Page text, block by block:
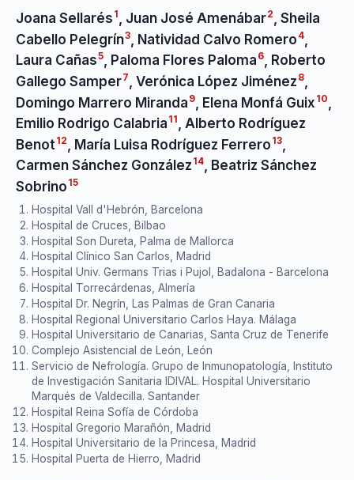
Joana Sellarés 1 Juan José Amenábar2
Sheila
Cabello Pelegrín3 Natividad Calvo Romero 4
Laura Cañas5 Paloma Flores Paloma 6
Roberto
Gallego Samper7 Verónica López Jiménez 8
Domingo Marrero Miranda 9 Elena Monfá Guix 10
Emilio Rodrigo Calabria 11
Alberto Rodríguez
Benot 12 María Luisa Rodríguez Ferrero 13
Carmen Sánchez González 14, Beatriz Sánchez
Sobrino 15
Hospital Vall d'Hebrón, Barcelona
Hospital de Cruces, Bilbao
Hospital Son Dureta, Palma de Mallorca
Hospital Clínico San Carlos, Madrid
Hospital Univ. Germans Trias i Pujol, Badalona - Barcelona
Hospital Torrecárdenas, Almería
Hospital Dr. Negrín, Las Palmas de Gran Canaria
Hospital Regional Universitario Carlos Haya. Málaga
Hospital Universitario de Canarias, Santa Cruz de Tenerife
Complejo Asistencial de León, León
Servicio de Nefrología. Grupo de Inmunopatología, Instituto
de Investigación Sanitaria IDIVAL. Hospital Universitario
Marqués de Valdecilla. Santander
Hospital Reina Sofía de Córdoba
Hospital Gregorio Marañón, Madrid
Hospital Universitario de la Princesa, Madrid
Hospital Puerta de Hierro, Madrid